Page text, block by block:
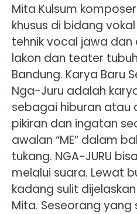
Mita Kulsum
khusus di bidang
tehnik vocal jawa
lakon dan teater
Bandung. Karya Baru
Nga-Juru adalah
sebagai hiburan atau
pikiran dan ingatan
awalan “ME” dalam
tukang. NGA-JURU
melalui suara. Lewat
kadang sulit
Mita. Seseorang